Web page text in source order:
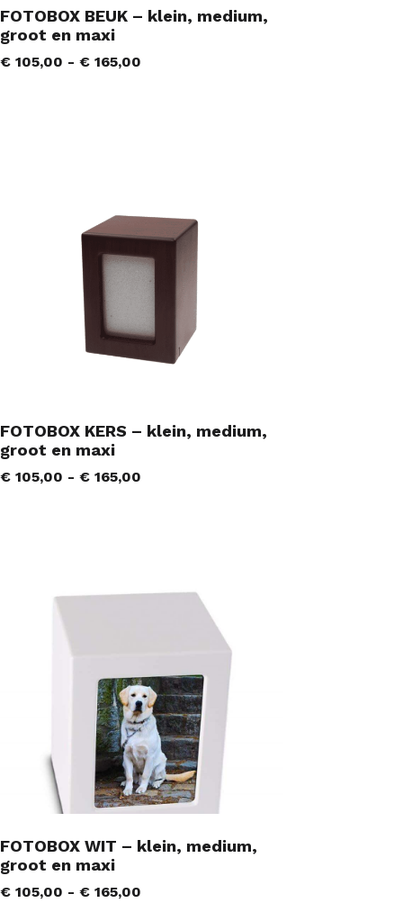
FOTOBOX BEUK – klein, medium,
groot en maxi
€ 105,00 - € 165,00
FOTOBOX KERS – klein, medium,
groot en maxi
€ 105,00 - € 165,00
FOTOBOX WIT – klein, medium,
groot en maxi
€ 105,00 - € 165,00